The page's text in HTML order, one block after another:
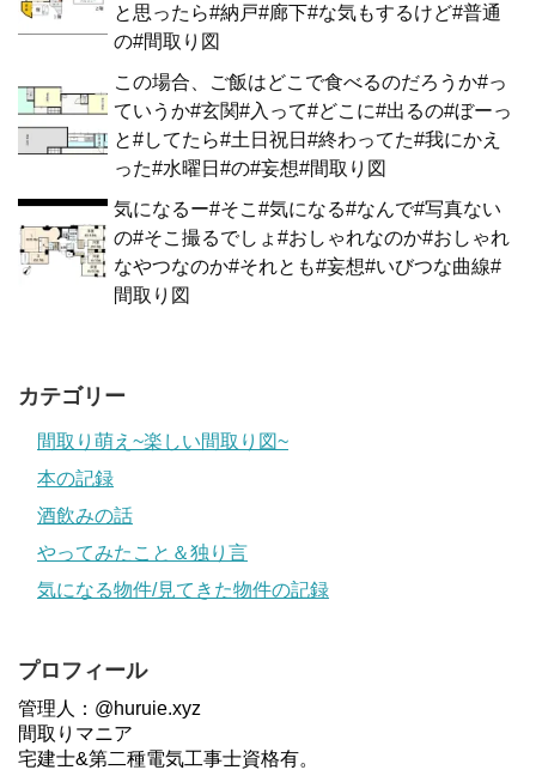
と思ったら#納戸#廊下#な気もするけど#普通
の#間取り図
この場合、ご飯はどこで食べるのだろうか#っ
ていうか#玄関#入って#どこに#出るの#ぼーっ
と#してたら#土日祝日#終わってた#我にかえ
った#水曜日#の#妄想#間取り図
気になるー#そこ#気になる#なんで#写真ない
の#そこ撮るでしょ#おしゃれなのか#おしゃれ
なやつなのか#それとも#妄想#いびつな曲線#
間取り図
カテゴリー
間取り萌え~楽しい間取り図~
本の記録
酒飲みの話
やってみたこと＆独り言
気になる物件/見てきた物件の記録
プロフィール
管理人：@huruie.xyz
間取りマニア
宅建士&第二種電気工事士資格有。